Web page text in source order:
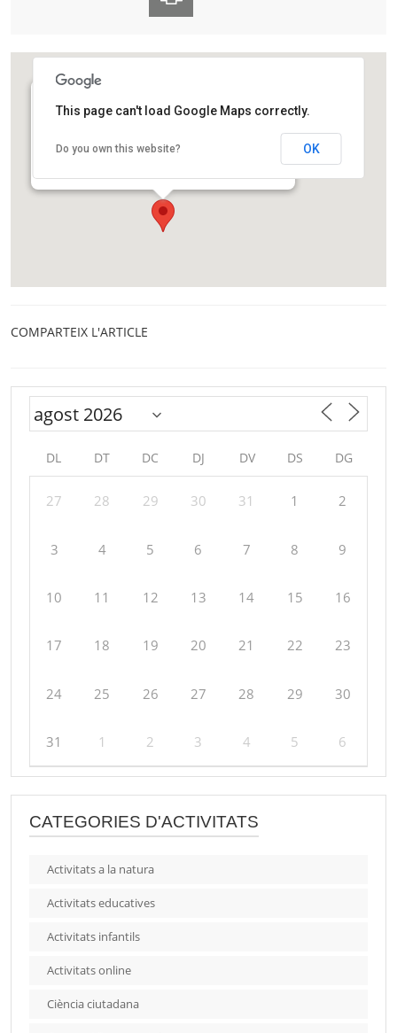
Carrer de l'Escola Industrial, 23
This page can't load Google Maps correctly.
Do you own this website? OK
COMPARTEIX L'ARTICLE
DL DT DC DJ DV DS DG
27 28 29 30 31 1 2
3 4 5 6 7 8 9
10 11 12 13 14 15 16
17 18 19 20 21 22 23
24 25 26 27 28 29 30
31 1 2 3 4 5 6
CATEGORIES D'ACTIVITATS
Activitats a la natura
Activitats educatives
Activitats infantils
Activitats online
Ciència ciutadana